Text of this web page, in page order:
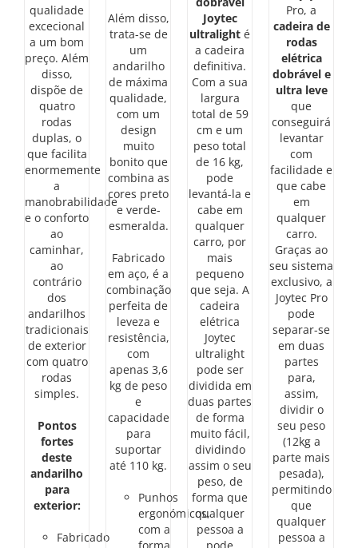
qualidade
excecional
a um bom
preço. Além
disso,
dispõe de
quatro
rodas
duplas, o
que facilita
enormemente
a
manobrabilidade
e o conforto
ao
caminhar,
ao
contrário
dos
andarilhos
tradicionais
de exterior
com quatro
rodas
simples.
Pontos
fortes
deste
andarilho
para
exterior:
Fabricado
Além disso,
trata-se de
um
andarilho
de máxima
qualidade,
com um
design
muito
bonito que
combina as
cores preto
e verde-
esmeralda.
Fabricado
em aço, é a
combinação
perfeita de
leveza e
resistência,
com
apenas 3,6
kg de peso
e
capacidade
para
suportar
até 110 kg.
Punhos
ergonómicos,
com a
Joytec
ultralight é
a cadeira
definitiva.
Com a sua
largura
total de 59
cm e um
peso total
de 16 kg,
pode
levantá-la e
cabe em
qualquer
carro, por
mais
pequeno
que seja. A
cadeira
elétrica
Joytec
ultralight
pode ser
dividida em
duas partes
de forma
muito fácil,
dividindo
assim o seu
peso, de
forma que
qualquer
pessoa a
era:
2.862,00€.
Pro, a
cadeira de
rodas
elétrica
dobrável e
ultra leve
que
conseguirá
levantar
com
facilidade e
que cabe
em
qualquer
carro.
Graças ao
seu sistema
exclusivo, a
Joytec Pro
pode
separar-se
em duas
partes
para,
assim,
dividir o
seu peso
(12kg a
parte mais
pesada),
permitindo
que
qualquer
pessoa a